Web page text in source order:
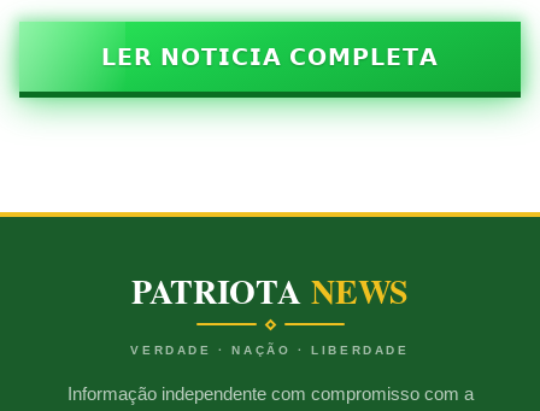
𝗟𝗘𝗥 𝗡𝗢𝗧𝗜𝗖𝗜𝗔 𝗖𝗢𝗠𝗣𝗟𝗘𝗧𝗔
PATRIOTANEWS
VERDADE · NAÇÃO · LIBERDADE
Informação independente com compromisso com a